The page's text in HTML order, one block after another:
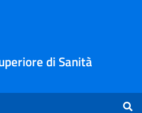
di Sanità